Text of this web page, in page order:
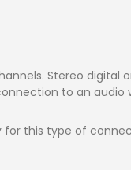
Stereo digital
to an audio
for this type of